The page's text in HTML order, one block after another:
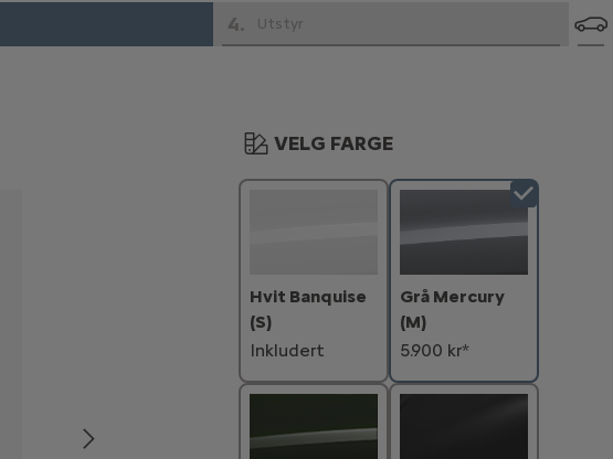
4. Utstyr
VELG FARGE
Hvit Banquise
(S)
Inkludert
Grå Mercury
(M)
5.900 kr*